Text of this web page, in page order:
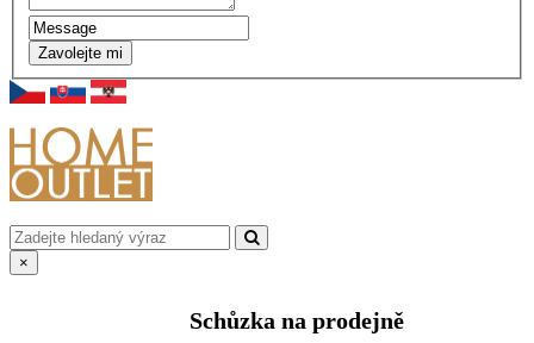
Zavolejte mi
×
Schůzka na prodejně